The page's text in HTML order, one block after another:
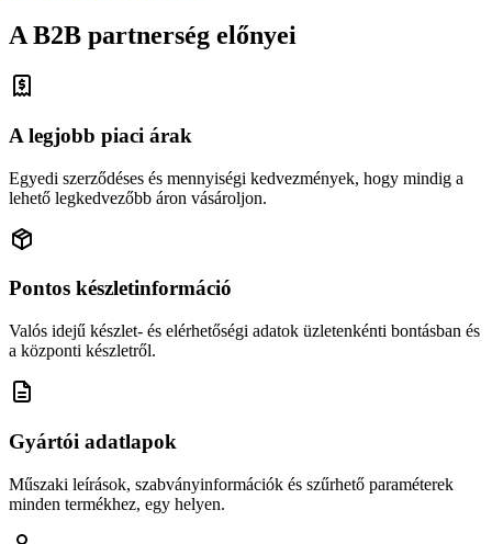
A B2B partnerség előnyei
A legjobb piaci árak
Egyedi szerződéses és mennyiségi kedvezmények, hogy mindig a
lehető legkedvezőbb áron vásároljon.
Pontos készletinformáció
Valós idejű készlet- és elérhetőségi adatok üzletenkénti bontásban és
a központi készletről.
Gyártói adatlapok
Műszaki leírások, szabványinformációk és szűrhető paraméterek
minden termékhez, egy helyen.